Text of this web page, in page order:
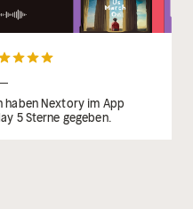
haben Nextory im App
5 Sterne gegeben.